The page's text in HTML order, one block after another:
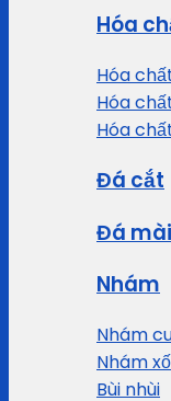
Hóa
Hóa
Hóa
Hóa
Đá cắt
Đá mài
Nhám
Nhám
Nhám
Bùi nhùi